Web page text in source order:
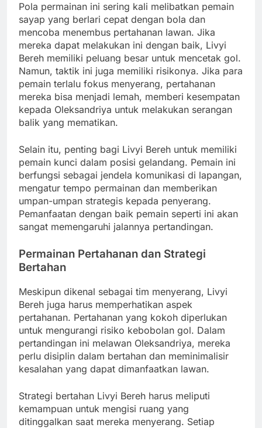
Pola permainan ini sering kali melibatkan pemain
sayap yang berlari cepat dengan bola dan
mencoba menembus pertahanan lawan. Jika
mereka dapat melakukan ini dengan baik, Livyi
Bereh memiliki peluang besar untuk mencetak gol.
Namun, taktik ini juga memiliki risikonya. Jika para
pemain terlalu fokus menyerang, pertahanan
mereka bisa menjadi lemah, memberi kesempatan
kepada Oleksandriya untuk melakukan serangan
balik yang mematikan.
Selain itu, penting bagi Livyi Bereh untuk memiliki
pemain kunci dalam posisi gelandang. Pemain ini
berfungsi sebagai jendela komunikasi di lapangan,
mengatur tempo permainan dan memberikan
umpan-umpan strategis kepada penyerang.
Pemanfaatan dengan baik pemain seperti ini akan
sangat memengaruhi jalannya pertandingan.
Permainan Pertahanan dan Strategi
Bertahan
Meskipun dikenal sebagai tim menyerang, Livyi
Bereh juga harus memperhatikan aspek
pertahanan. Pertahanan yang kokoh diperlukan
untuk mengurangi risiko kebobolan gol. Dalam
pertandingan ini melawan Oleksandriya, mereka
perlu disiplin dalam bertahan dan meminimalisir
kesalahan yang dapat dimanfaatkan lawan.
Strategi bertahan Livyi Bereh harus meliputi
kemampuan untuk mengisi ruang yang
ditinggalkan saat mereka menyerang. Setiap